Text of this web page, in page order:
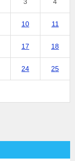
3 4
10 11
17 18
24 25